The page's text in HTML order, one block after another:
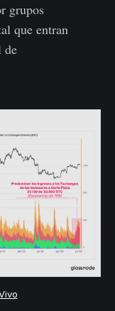
grupos
que entran
de